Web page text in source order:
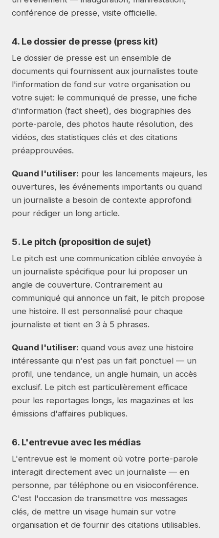
conférence de presse, visite officielle.
4. Le dossier de presse (press kit)
Le dossier de presse est un ensemble de
documents qui fournissent aux journalistes toute
l'information de fond sur votre organisation ou
votre sujet: le communiqué de presse, une fiche
d'information (fact sheet), des biographies des
porte-parole, des photos haute résolution, des
vidéos, des statistiques clés et des citations
préapprouvées.
Quand l'utiliser: pour les lancements majeurs, les
ouvertures, les événements importants ou quand
un journaliste a besoin de contexte approfondi
pour rédiger un long article.
5. Le pitch (proposition de sujet)
Le pitch est une communication ciblée envoyée à
un journaliste spécifique pour lui proposer un
angle de couverture. Contrairement au
communiqué qui annonce un fait, le pitch propose
une histoire. Il est personnalisé pour chaque
journaliste et tient en 3 à 5 phrases.
Quand l'utiliser: quand vous avez une histoire
intéressante qui n'est pas un fait ponctuel — un
profil, une tendance, un angle humain, un accès
exclusif. Le pitch est particulièrement efficace
pour les reportages longs, les magazines et les
émissions d'affaires publiques.
6. L'entrevue avec les médias
L'entrevue est le moment où votre porte-parole
interagit directement avec un journaliste — en
personne, par téléphone ou en visioconférence.
C'est l'occasion de transmettre vos messages
clés, de mettre un visage humain sur votre
organisation et de fournir des citations utilisables.